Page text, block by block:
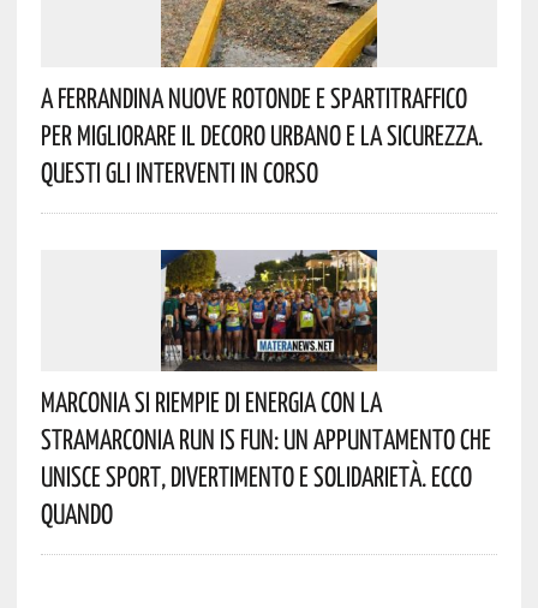
A Ferrandina Nuove Rotonde E Spartitraffico
Per Migliorare Il Decoro Urbano E La Sicurezza.
Questi Gli Interventi In Corso
Marconia Si Riempie Di Energia Con La
StraMarconia Run Is Fun: Un Appuntamento Che
Unisce Sport, Divertimento E Solidarietà. Ecco
Quando